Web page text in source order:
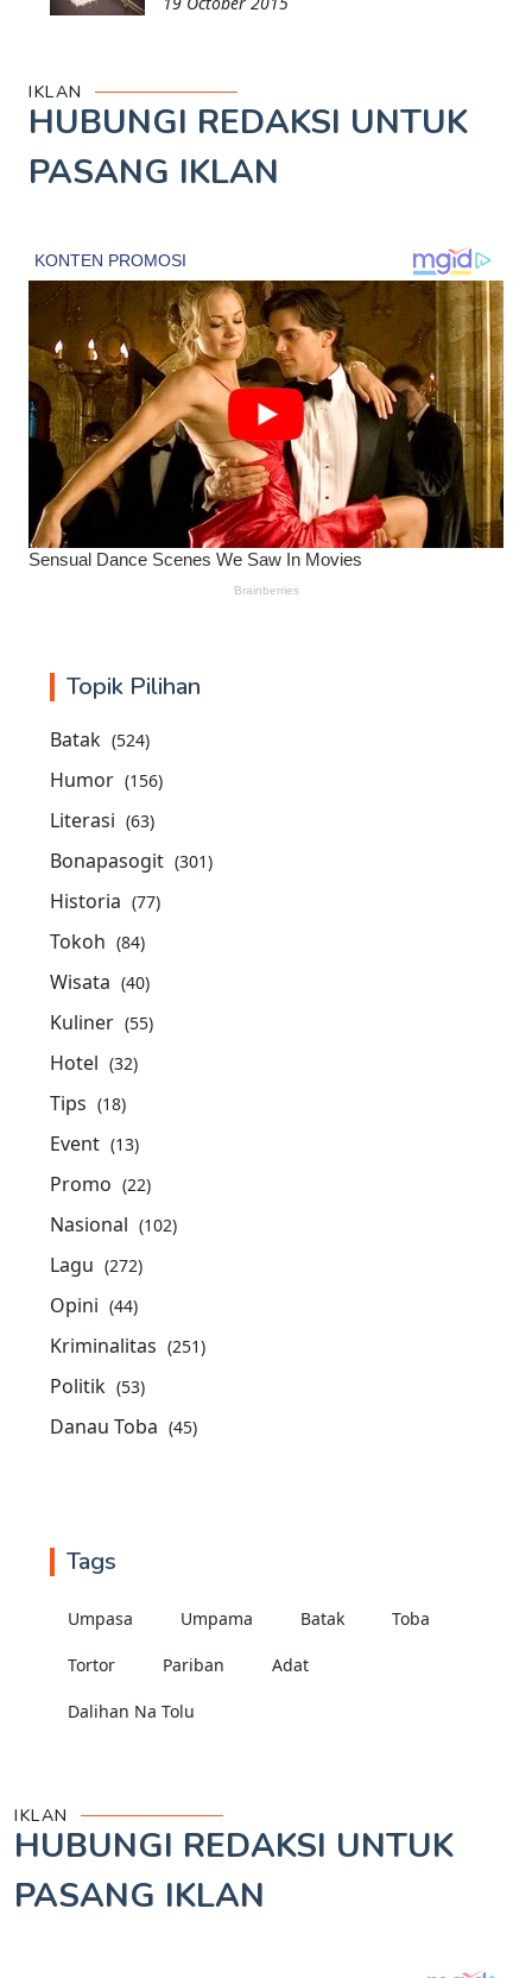
IKLAN
HUBUNGI REDAKSI UNTUK
PASANG IKLAN
Topik Pilihan
Batak (524)
Humor (156)
Literasi (63)
Bonapasogit (301)
Historia (77)
Tokoh (84)
Wisata (40)
Kuliner (55)
Hotel (32)
Tips (18)
Event (13)
Promo (22)
Nasional (102)
Lagu (272)
Opini (44)
Kriminalitas (251)
Politik (53)
Danau Toba (45)
Tags
Umpasa Umpama Batak Toba
Tortor Pariban Adat
Dalihan Na Tolu
IKLAN
HUBUNGI REDAKSI UNTUK
PASANG IKLAN